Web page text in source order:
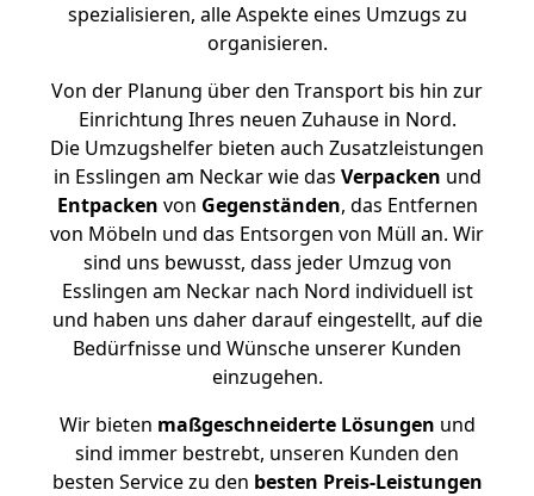
spezialisieren, alle Aspekte eines Umzugs zu
organisieren.
Von der Planung über den Transport bis hin zur
Einrichtung Ihres neuen Zuhause in Nord.
Die Umzugshelfer bieten auch Zusatzleistungen
in Esslingen am Neckar wie das Verpacken und
Entpacken von Gegenständen, das Entfernen
von Möbeln und das Entsorgen von Müll an. Wir
sind uns bewusst, dass jeder Umzug von
Esslingen am Neckar nach Nord individuell ist
und haben uns daher darauf eingestellt, auf die
Bedürfnisse und Wünsche unserer Kunden
einzugehen.
Wir bieten maßgeschneiderte Lösungen und
sind immer bestrebt, unseren Kunden den
besten Service zu den besten Preis-Leistungen